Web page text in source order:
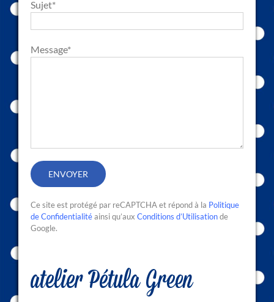
Sujet*
Message*
Ce site est protégé par reCAPTCHA et répond à la Politique
de Confidentialitéainsi qu’aux Conditions d’Utilisationde
Google.
atelier Pétula Green